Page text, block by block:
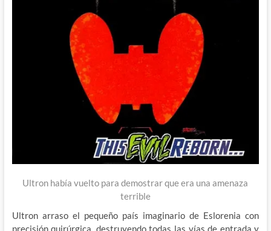
Ultron había vuelto para demostrar que era una amenaza
terrible
Ultron arraso el pequeño país imaginario de Eslorenia con
precisión quirúrgica, destruyendo todas las vías de entrada y